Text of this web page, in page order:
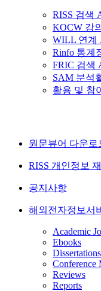
RISS 검색
KOCW 강
WILL 연계
Rinfo 통계
FRIC 검색
SAM 분석
활용 및 참
원문뷰어 다운로
RISS 개인정보
공지사항
해외전자정보서
Academic
Ebooks
Dissertations
Conference
Reviews
Reports